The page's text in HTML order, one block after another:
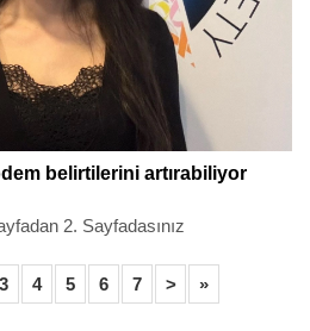
belirtilerini artırabiliyor
2. Sayfadasınız
3 4 5 6 7 > »